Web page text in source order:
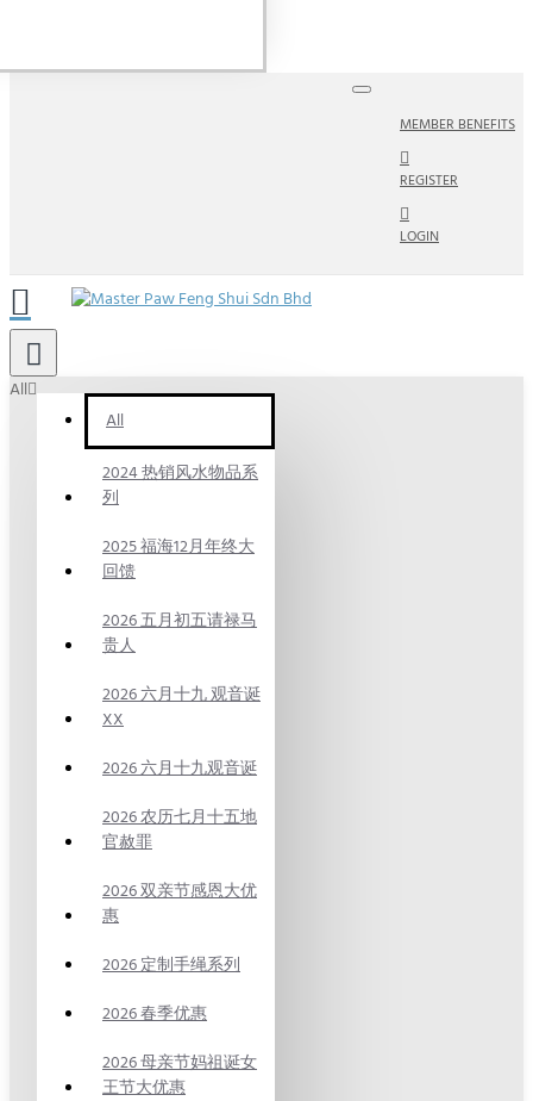
MEMBER BENEFITS
REGISTER
LOGIN
All
All
2024 热销风水物品系
列
2025 福海12月年终大
回馈
2026 五月初五请禄马
贵人
2026 六月十九 观音诞
XX
2026 六月十九观音诞
2026 农历七月十五地
官赦罪
2026 双亲节感恩大优
惠
2026 定制手绳系列
2026 春季优惠
2026 母亲节妈祖诞女
王节大优惠